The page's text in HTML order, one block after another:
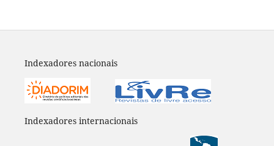
Indexadores nacionais
Indexadores internacionais